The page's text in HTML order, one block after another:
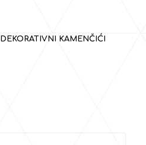
DEKORATIVNI KAMENČIĆI